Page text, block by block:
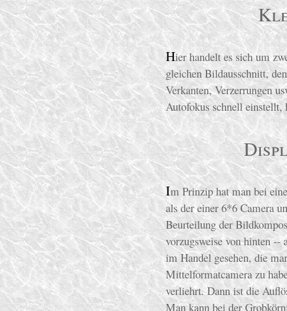
Hier handelt es sich um
gleichen Bildausschnitt,
Verkanten, Verzerrungen
Autofokus schnell
Im Prinzip hat man bei
als der einer 6*6 Camera
Beurteilung der
vorzugsweise von hinten
im Handel gesehen, die
Mittelformatcamera zu
verliehrt. Dann ist die
Man kann bei der